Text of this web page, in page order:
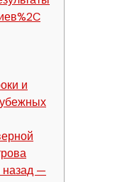
и
назад —